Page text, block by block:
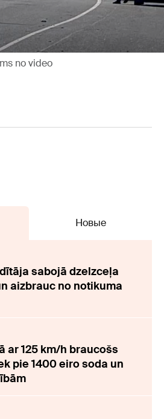
no video
Новые
sabojā dzelzceļa
aizbrauc no notikuma
ar 125 km/h braucošs
pie 1400 eiro soda un